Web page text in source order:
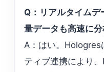
Q：リアルタイム
量データも高速に
A：はい。
ティブ連携により